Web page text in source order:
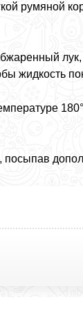
румяной
жидкость